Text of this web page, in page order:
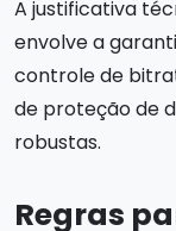
A justificativa
envolve a
controle de
de proteção de
robustas.
Regras